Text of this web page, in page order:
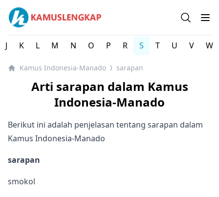
Kamus Lengkap Indonesia-Manado - Kamus Bahasa
Open
J K L M N O P R S T U V W
Kamus Indonesia-Manado ⟩ sarapan
Arti sarapan dalam Kamus
Indonesia-Manado
Berikut ini adalah penjelasan tentang sarapan dalam
Kamus Indonesia-Manado
sarapan
smokol